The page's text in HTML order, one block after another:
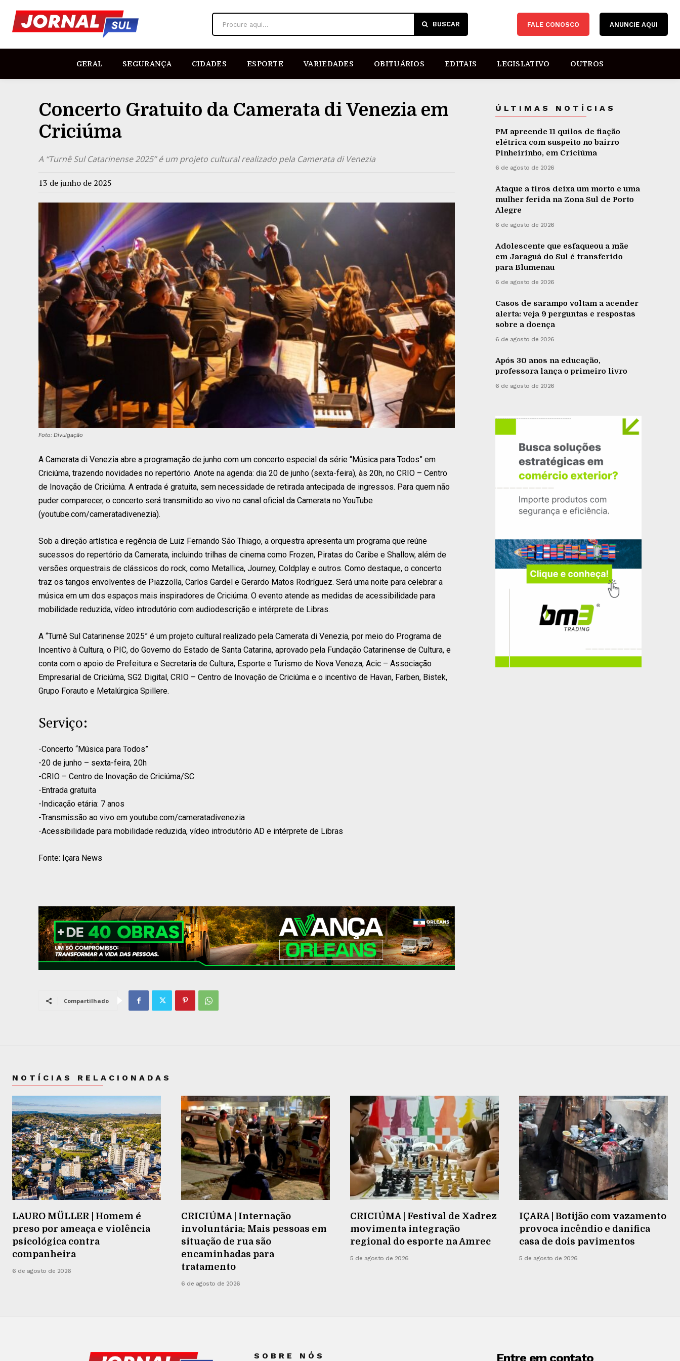
Procure aqui... BUSCAR FALE CONOSCO ANUNCIE AQUI
GERAL SEGURANÇA CIDADES ESPORTE VARIEDADES OBITUÁRIOS EDITAIS LEGISLATIVO OUTROS
Concerto Gratuito da Camerata di Venezia em
Criciúma
A “Turnê Sul Catarinense 2025” é um projeto cultural realizado pela Camerata di Venezia
13 de junho de 2025
Foto: Divulgação
A Camerata di Venezia abre a programação de junho com um concerto especial da série “Música para Todos” em
Criciúma, trazendo novidades no repertório. Anote na agenda: dia 20 de junho (sexta-feira), às 20h, no CRIO – Centro
de Inovação de Criciúma. A entrada é gratuita, sem necessidade de retirada antecipada de ingressos. Para quem não
puder comparecer, o concerto será transmitido ao vivo no canal oficial da Camerata no YouTube
(youtube.com/cameratadivenezia).
Sob a direção artística e regência de Luiz Fernando São Thiago, a orquestra apresenta um programa que reúne
sucessos do repertório da Camerata, incluindo trilhas de cinema como Frozen, Piratas do Caribe e Shallow, além de
versões orquestrais de clássicos do rock, como Metallica, Journey, Coldplay e outros. Como destaque, o concerto
traz os tangos envolventes de Piazzolla, Carlos Gardel e Gerardo Matos Rodríguez. Será uma noite para celebrar a
música em um dos espaços mais inspiradores de Criciúma. O evento atende as medidas de acessibilidade para
mobilidade reduzida, vídeo introdutório com audiodescrição e intérprete de Libras.
A “Turnê Sul Catarinense 2025” é um projeto cultural realizado pela Camerata di Venezia, por meio do Programa de
Incentivo à Cultura, o PIC, do Governo do Estado de Santa Catarina, aprovado pela Fundação Catarinense de Cultura, e
conta com o apoio de Prefeitura e Secretaria de Cultura, Esporte e Turismo de Nova Veneza, Acic – Associação
Empresarial de Criciúma, SG2 Digital, CRIO – Centro de Inovação de Criciúma e o incentivo de Havan, Farben, Bistek,
Grupo Forauto e Metalúrgica Spillere.
Serviço:
-Concerto “Música para Todos”
-20 de junho – sexta-feira, 20h
-CRIO – Centro de Inovação de Criciúma/SC
-Entrada gratuita
-Indicação etária: 7 anos
-Transmissão ao vivo em youtube.com/cameratadivenezia
-Acessibilidade para mobilidade reduzida, vídeo introdutório AD e intérprete de Libras
Fonte: Içara News
Compartilhado
ÚLTIMAS NOTÍCIAS
PM apreende 11 quilos de fiação
elétrica com suspeito no bairro
Pinheirinho, em Criciúma
6 de agosto de 2026
Ataque a tiros deixa um morto e uma
mulher ferida na Zona Sul de Porto
Alegre
6 de agosto de 2026
Adolescente que esfaqueou a mãe
em Jaraguá do Sul é transferido
para Blumenau
6 de agosto de 2026
Casos de sarampo voltam a acender
alerta: veja 9 perguntas e respostas
sobre a doença
6 de agosto de 2026
Após 30 anos na educação,
professora lança o primeiro livro
6 de agosto de 2026
NOTÍCIAS RELACIONADAS
LAURO MÜLLER | Homem é
preso por ameaça e violência
psicológica contra
companheira
6 de agosto de 2026
CRICIÚMA | Internação
involuntária: Mais pessoas em
situação de rua são
encaminhadas para
tratamento
6 de agosto de 2026
CRICIÚMA | Festival de Xadrez
movimenta integração
regional do esporte na Amrec
5 de agosto de 2026
IÇARA | Botijão com vazamento
provoca incêndio e danifica
casa de dois pavimentos
5 de agosto de 2026
SOBRE NÓS Entre em contato